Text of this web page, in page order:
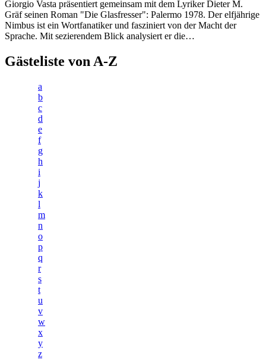
Giorgio Vasta präsentiert gemeinsam mit dem Lyriker Dieter M.
Gräf seinen Roman "Die Glasfresser": Palermo 1978. Der elfjährige
Nimbus ist ein Wortfanatiker und fasziniert von der Macht der
Sprache. Mit sezierendem Blick analysiert er die…
Gästeliste von A-Z
a
b
c
d
e
f
g
h
i
j
k
l
m
n
o
p
q
r
s
t
u
v
w
x
y
z